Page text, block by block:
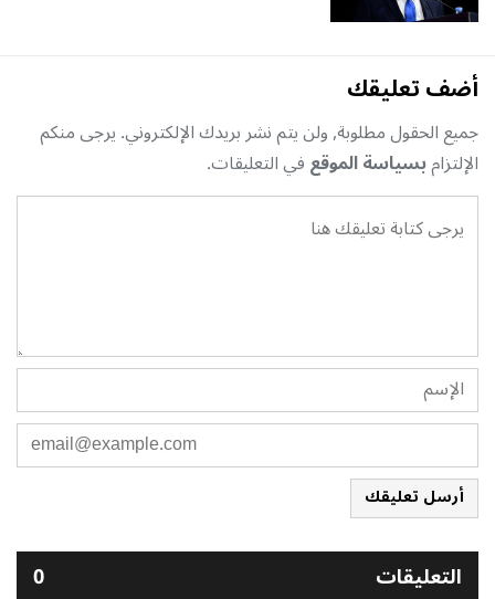
أضف تعليقك
جميع الحقول مطلوبة, ولن يتم نشر بريدك الإلكتروني. يرجى منكم
الإلتزامبسياسة الموقعفي التعليقات.
أرسل تعليقك
التعليقات 0